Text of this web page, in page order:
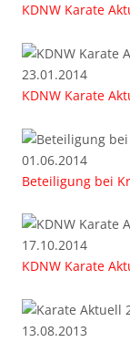
KDNW Karate
23.01.2014
KDNW Karate
01.06.2014
Beteiligung bei
17.10.2014
KDNW Karate
13.08.2013